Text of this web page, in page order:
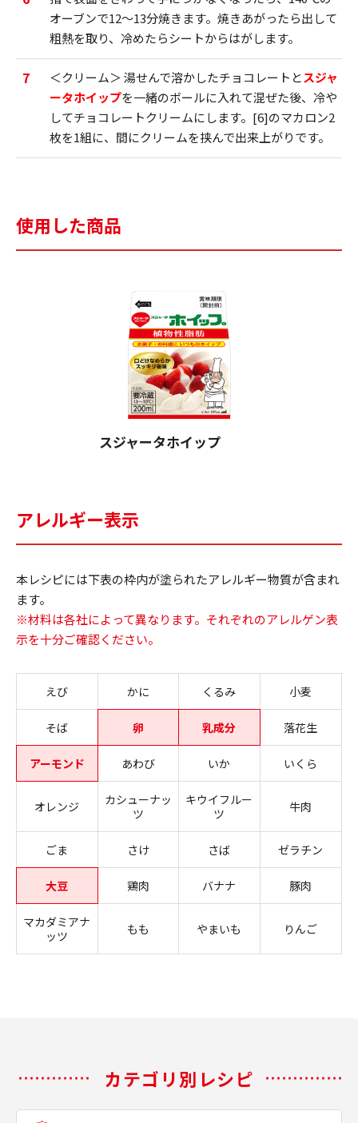
オーブンで12～13分焼きます。焼きあがったら出して
粗熱を取り、冷めたらシートからはがします。
7 ＜クリーム＞ 湯せんで溶かしたチョコレートとスジャ
ータホイップを一緒のボールに入れて混ぜた後、冷や
してチョコレートクリームにします。[6]のマカロン2
枚を1組に、間にクリームを挟んで出来上がりです。
使用した商品
スジャータホイップ
アレルギー表示
本レシピには下表の枠内が塗られたアレルギー物質が含まれ
ます。
※材料は各社によって異なります。それぞれのアレルゲン表
示を十分ご確認ください。
えび かに くるみ 小麦
そば 卵 乳成分 落花生
アーモンド あわび いか いくら
オレンジ
カシューナッ
ツ
キウイフルー
ツ
牛肉
ごま さけ さば ゼラチン
大豆 鶏肉 バナナ 豚肉
マカダミアナ
ッツ
もも やまいも りんご
カテゴリ別レシピ